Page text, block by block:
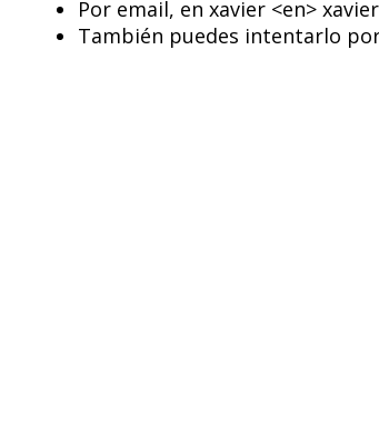
Por email, en xavier <en>
También puedes intentarlo